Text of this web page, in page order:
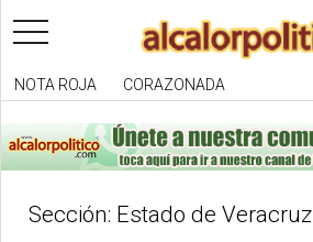
toggle
navigation
NOTA ROJA CORAZONADA
Sección: Estado de Veracruz